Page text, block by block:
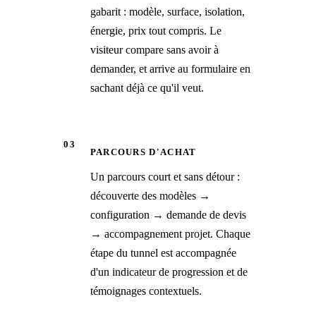
gabarit : modèle, surface, isolation,
énergie, prix tout compris. Le
visiteur compare sans avoir à
demander, et arrive au formulaire en
sachant déjà ce qu'il veut.
03
PARCOURS D'ACHAT
Un parcours court et sans détour :
découverte des modèles →
configuration → demande de devis
→ accompagnement projet. Chaque
étape du tunnel est accompagnée
d'un indicateur de progression et de
témoignages contextuels.